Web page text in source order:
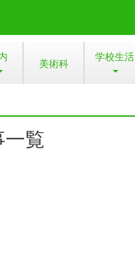
美術科 学校生活
覧